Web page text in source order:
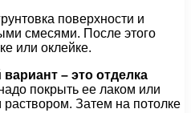
поверхности и
смесями. После этого
или оклейке.
– это отделка
покрыть ее лаком или
Затем на потолке